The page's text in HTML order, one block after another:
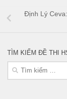
Định Lý
TÌM KIẾM ĐỀ THI
Tìm